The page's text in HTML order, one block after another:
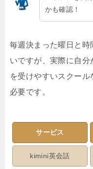
かも確認！
毎週決まった曜日と時
いですが、実際に自
を受けやすいスクー
必要です。
サービス
kimini英会話